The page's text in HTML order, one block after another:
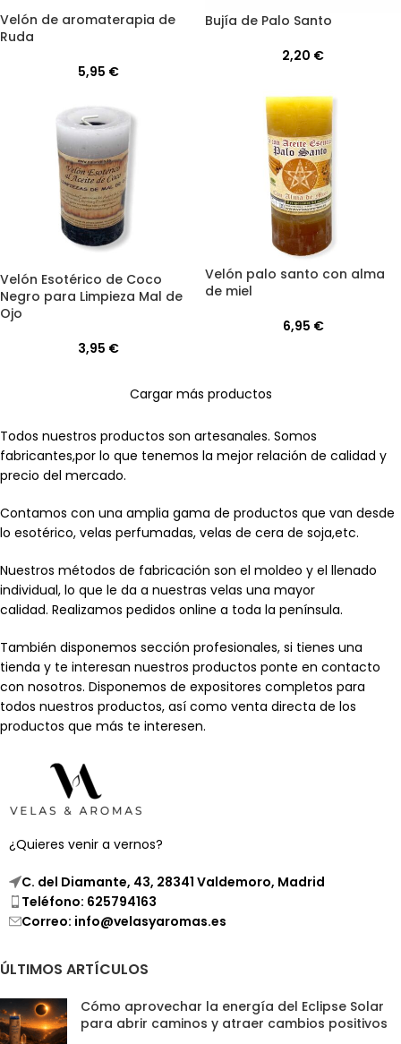
Velón de aromaterapia de
Ruda
5,95 €
Bujía de Palo Santo
2,20 €
Velón Esotérico de Coco
Negro para Limpieza Mal de
Ojo
3,95 €
Velón palo santo con alma
de miel
6,95 €
Cargar más productos
Todos nuestros productos son artesanales. Somos
fabricantes,por lo que tenemos la mejor relación de calidad y
precio del mercado.
Contamos con una amplia gama de productos que van desde
lo esotérico, velas perfumadas, velas de cera de soja,etc.
Nuestros métodos de fabricación son el moldeo y el llenado
individual, lo que le da a nuestras velas una mayor
calidad. Realizamos pedidos online a toda la península.
También disponemos sección profesionales, si tienes una
tienda y te interesan nuestros productos ponte en contacto
con nosotros. Disponemos de expositores completos para
todos nuestros productos, así como venta directa de los
productos que más te interesen.
¿Quieres venir a vernos?
C. del Diamante, 43, 28341 Valdemoro, Madrid
Teléfono: 625794163
Correo: info@velasyaromas.es
ÚLTIMOS ARTÍCULOS
Cómo aprovechar la energía del Eclipse Solar
para abrir caminos y atraer cambios positivos